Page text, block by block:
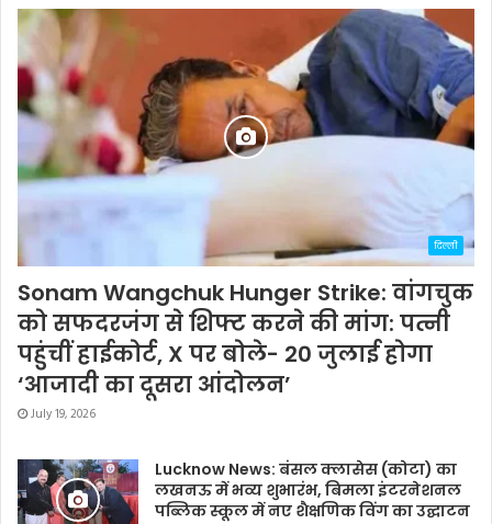
दिल्ली
Sonam Wangchuk Hunger Strike: वांगचुक
को सफदरजंग से शिफ्ट करने की मांग: पत्नी
पहुंचीं हाईकोर्ट, X पर बोले- 20 जुलाई होगा
‘आजादी का दूसरा आंदोलन’
July 19, 2026
Lucknow News: बंसल क्लासेस (कोटा) का
लखनऊ में भव्य शुभारंभ, बिमला इंटरनेशनल
पब्लिक स्कूल में नए शैक्षणिक विंग का उद्घाटन